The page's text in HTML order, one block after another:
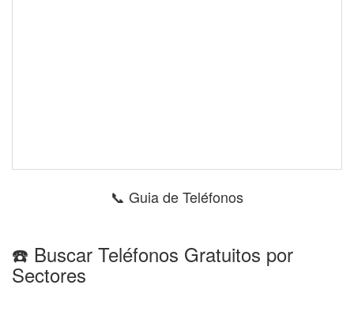
📞 Guia de Teléfonos
☎️ Buscar Teléfonos Gratuitos por
Sectores